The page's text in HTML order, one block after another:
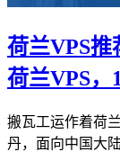
荷兰VPS推
荷兰VPS，
搬瓦工运作着荷
丹，面向中国大